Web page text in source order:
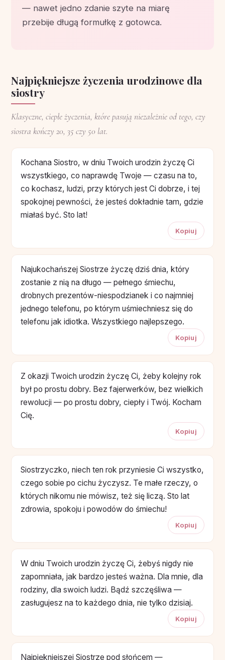
— nawet jedno zdanie szyte na miarę
przebije długą formułkę z gotowca.
Najpiękniejsze życzenia urodzinowe dla
siostry
Klasyczne, ciepłe życzenia, które pasują niezależnie od tego, czy
siostra kończy 20, 35 czy 50 lat.
Kochana Siostro, w dniu Twoich urodzin życzę Ci
wszystkiego, co naprawdę Twoje — czasu na to,
co kochasz, ludzi, przy których jest Ci dobrze, i tej
spokojnej pewności, że jesteś dokładnie tam, gdzie
miałaś być. Sto lat!
Kopiuj
Najukochańszej Siostrze życzę dziś dnia, który
zostanie z nią na długo — pełnego śmiechu,
drobnych prezentów-niespodzianek i co najmniej
jednego telefonu, po którym uśmiechniesz się do
telefonu jak idiotka. Wszystkiego najlepszego.
Kopiuj
Z okazji Twoich urodzin życzę Ci, żeby kolejny rok
był po prostu dobry. Bez fajerwerków, bez wielkich
rewolucji — po prostu dobry, ciepły i Twój. Kocham
Cię.
Kopiuj
Siostrzyczko, niech ten rok przyniesie Ci wszystko,
czego sobie po cichu życzysz. Te małe rzeczy, o
których nikomu nie mówisz, też się liczą. Sto lat
zdrowia, spokoju i powodów do śmiechu!
Kopiuj
W dniu Twoich urodzin życzę Ci, żebyś nigdy nie
zapomniała, jak bardzo jesteś ważna. Dla mnie, dla
rodziny, dla swoich ludzi. Bądź szczęśliwa —
zasługujesz na to każdego dnia, nie tylko dzisiaj.
Kopiuj
Najpiękniejszej Siostrze pod słońcem —